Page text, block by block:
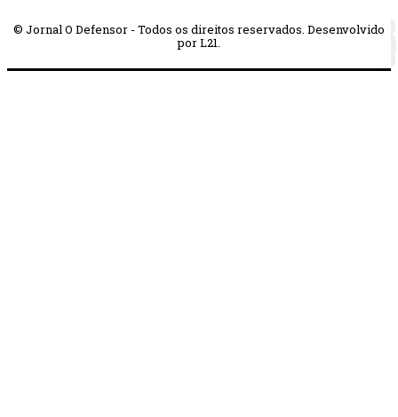
© Jornal O Defensor - Todos os direitos reservados. Desenvolvido
por L21.